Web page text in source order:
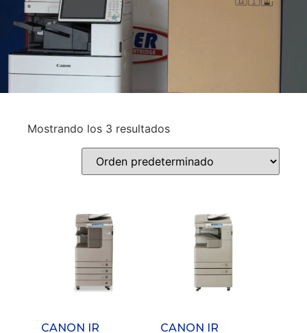
Mostrando los 3 resultados
CANON IR
CANON IR